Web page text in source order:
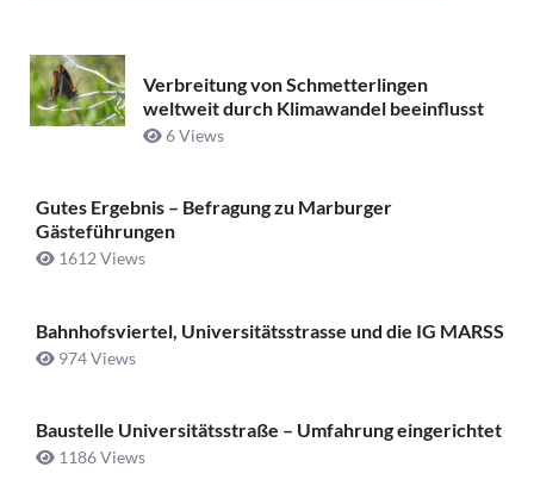
Verbreitung von Schmetterlingen
weltweit durch Klimawandel beeinflusst
6 Views
Gutes Ergebnis – Befragung zu Marburger
Gästeführungen
1612 Views
Bahnhofsviertel, Universitätsstrasse und die IG MARSS
974 Views
Baustelle Universitätsstraße ­– Umfahrung eingerichtet
1186 Views